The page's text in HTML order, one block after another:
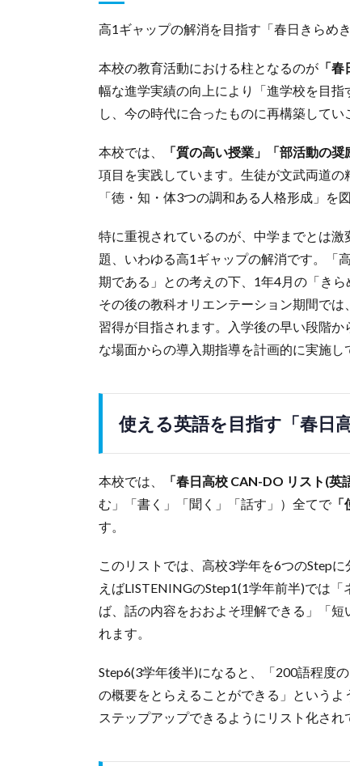
高1ギャップの解消を目指す「春日きらめき
本校の教育活動における柱となるのが 「
幅な進学実績の向上により「進学校を目
し、今の時代に合ったものに再構築してい
本校では、 「質の高い授業」「部活動の
項目を実践しています。生徒が文武両道
「徳・知・体3つの調和ある人格形成」を
特に重視されているのが、中学までとは
題、いわゆる高1ギャップの解消です。「
期である」との考えの下、1年4月の「き
その後の教科オリエンテーション期間で
習得が目指されます。入学後の早い段階
な場面からの導入期指導を計画的に実施し
使える英語を目指す「春日
本校では、 「春日高校 CAN-DO リスト(英
む」「書く」「聞く」「話す」）全てで「
す。
このリストでは、高校3学年を6つのStep
えばLISTENINGのStep1(1学年前半)では
ば、話の内容をおおよそ理解できる」「
れます。
Step6(3学年後半)になると、「200語程度
の概要をとらえることができる」という
ステップアップできるようにリスト化され